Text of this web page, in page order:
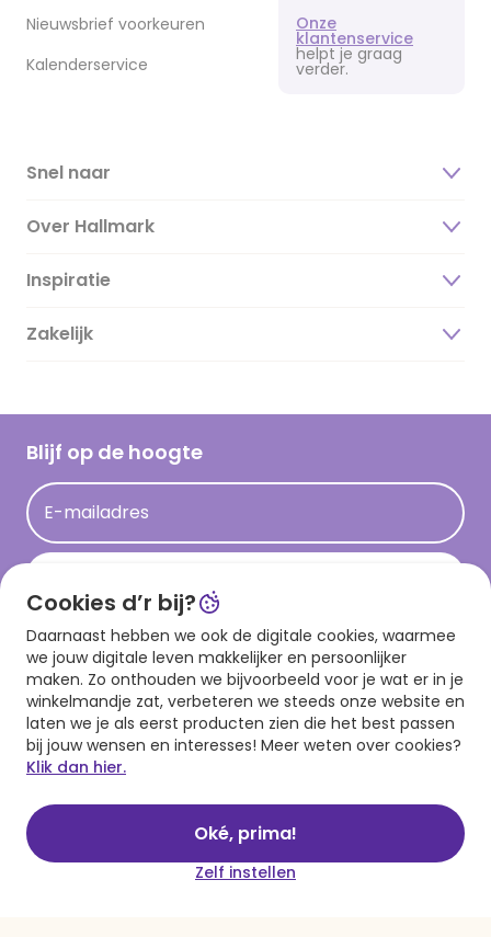
Nieuwsbrief voorkeuren
Kalenderservice
Onze
klantenservice
helpt je graag
verder.
Snel naar
Over Hallmark
Over ons
Duurzaamheid
Hallmark Kaartclub
Acties
Persberichten
Inspiratie
Magazine
Cadeau inspiratie
Op kamp gedichten en versjes
Leuke en grappige op kamp teksten
kamppost inspiratie
Zakelijk
Blijf op de hoogte
E-mailadres
Download onze app
Algemene voorwaardenPrivacy statement
© 1999 - 2025 Hallmark
Cookies d’r bij?
Daarnaast hebben we ook de digitale cookies, waarmee
we jouw digitale leven makkelijker en persoonlijker
maken. Zo onthouden we bijvoorbeeld voor je wat er in je
winkelmandje zat, verbeteren we steeds onze website en
laten we je als eerst producten zien die het best passen
bij jouw wensen en interesses! Meer weten over cookies?
Klik dan hier.
Oké, prima!
Zelf instellen